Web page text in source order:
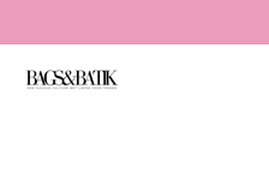
direct
naar